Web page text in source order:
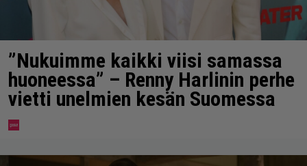
”Nukuimme kaikki viisi samassa
huoneessa” – Renny Harlinin perhe
vietti unelmien kesän Suomessa